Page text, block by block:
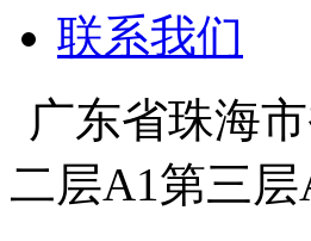
联系我们
广东省珠海
二层A1第三层